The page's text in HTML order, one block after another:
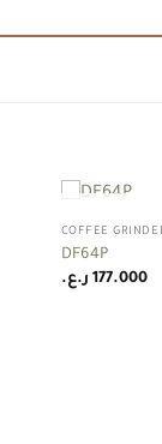
+
COFFEE
DF64P
177.000 ر.ع.